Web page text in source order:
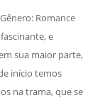
Romance
e
sua maior parte,
início temos
na trama, que se